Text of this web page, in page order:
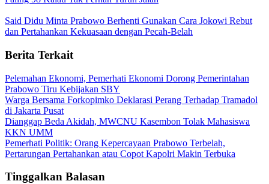
Said Didu Minta Prabowo Berhenti Gunakan Cara Jokowi Rebut
dan Pertahankan Kekuasaan dengan Pecah-Belah
Berita Terkait
Pelemahan Ekonomi, Pemerhati Ekonomi Dorong Pemerintahan
Prabowo Tiru Kebijakan SBY
Warga Bersama Forkopimko Deklarasi Perang Terhadap Tramadol
di Jakarta Pusat
Dianggap Beda Akidah, MWCNU Kasembon Tolak Mahasiswa
KKN UMM
Pemerhati Politik: Orang Kepercayaan Prabowo Terbelah,
Pertarungan Pertahankan atau Copot Kapolri Makin Terbuka
Tinggalkan Balasan